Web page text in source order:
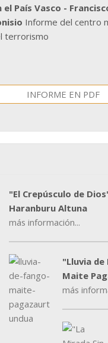
el País Vasco -
Informe del centro
terrorismo
INFORME EN PDF
"El Crepúsculo de
Haranburu Altuna
más información...
"Lluvia de
Maite
más